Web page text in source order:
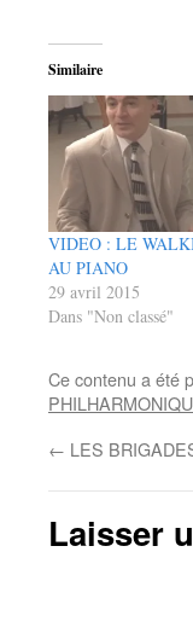
Similaire
VIDEO : LE
AU PIANO
29 avril 2015
Dans "Non classé"
Ce contenu a été
← LES
Laisser